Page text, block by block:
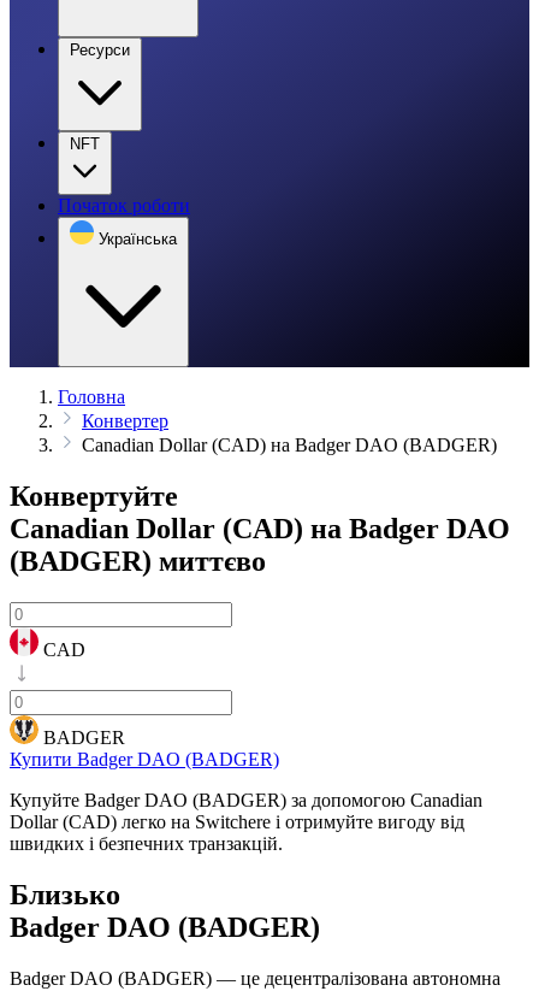
Ресурси
NFT
Початок роботи
Українська
Головна
Конвертер
Canadian Dollar (CAD) на Badger DAO (BADGER)
Конвертуйте
Canadian Dollar (CAD) на Badger DAO
(BADGER) миттєво
CAD
BADGER
Купити Badger DAO (BADGER)
Купуйте Badger DAO (BADGER) за допомогою Canadian
Dollar (CAD) легко на Switchere і отримуйте вигоду від
швидких і безпечних транзакцій.
Близько
Badger DAO (BADGER)
Badger DAO (BADGER) — це децентралізована автономна